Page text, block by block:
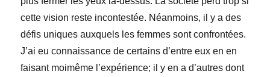
cette vision reste incontestée. Néanmoins, il y a des
défis uniques auxquels les femmes sont confrontées.
J’ai eu connaissance de certains d’entre eux en en
faisant moimême l’expérience; il y en a d’autres dont